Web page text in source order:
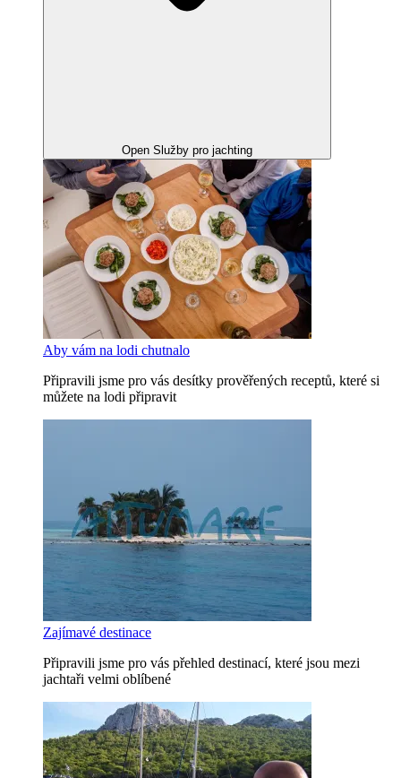
Open Služby pro jachting
Aby vám na lodi chutnalo
Připravili jsme pro vás desítky prověřených receptů, které si
můžete na lodi připravit
Zajímavé destinace
Připravili jsme pro vás přehled destinací, které jsou mezi
jachtaři velmi oblíbené